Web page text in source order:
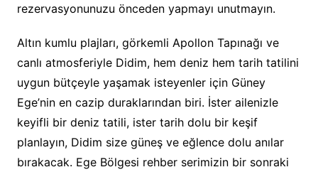
rezervasyonunuzu önceden yapmayı unutmayın.
Altın kumlu plajları, görkemli Apollon Tapınağı ve
canlı atmosferiyle Didim, hem deniz hem tarih tatilini
uygun bütçeyle yaşamak isteyenler için Güney
Ege’nin en cazip duraklarından biri. İster ailenizle
keyifli bir deniz tatili, ister tarih dolu bir keşif
planlayın, Didim size güneş ve eğlence dolu anılar
bırakacak. Ege Bölgesi rehber serimizin bir sonraki